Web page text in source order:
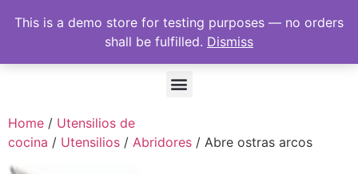
Home / Utensilios de
cocina / Utensilios / Abridores / Abre ostras arcos
This is a demo store for testing purposes — no orders
shall be fulfilled. Dismiss